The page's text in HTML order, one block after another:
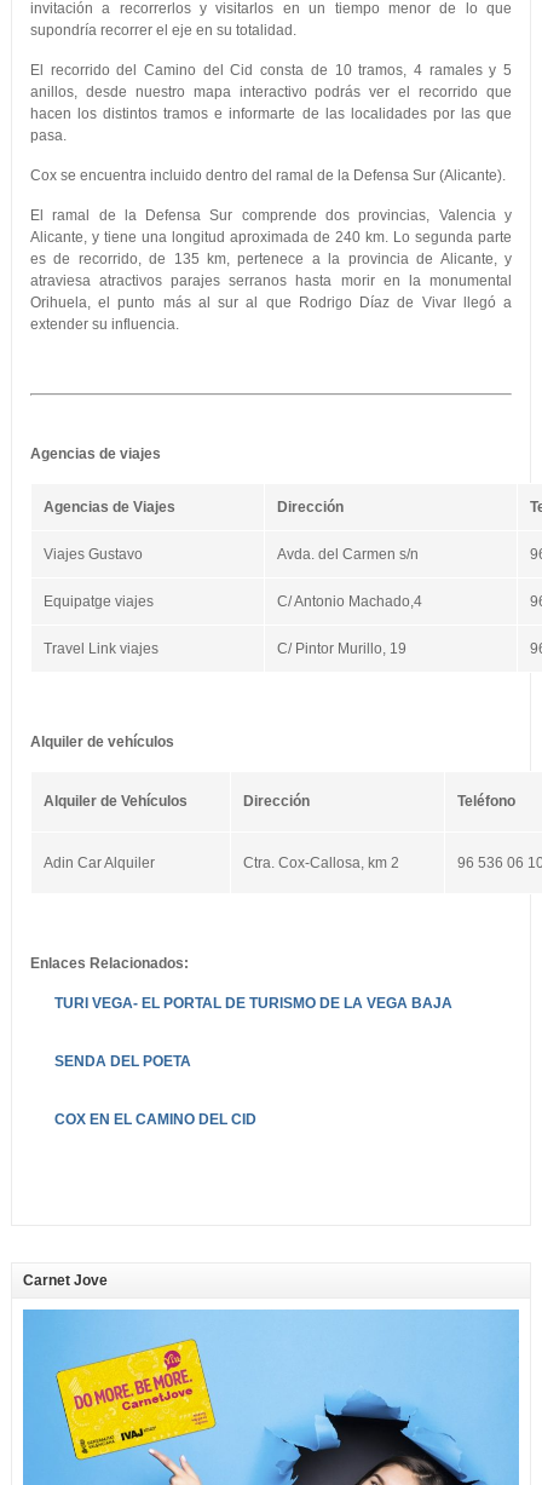
invitación a recorrerlos y visitarlos en un tiempo menor de lo que
supondría recorrer el eje en su totalidad.
El recorrido del Camino del Cid consta de 10 tramos, 4 ramales y 5
anillos, desde nuestro mapa interactivo podrás ver el recorrido que
hacen los distintos tramos e informarte de las localidades por las que
pasa.
Cox se encuentra incluido dentro del ramal de la Defensa Sur (Alicante).
El ramal de la Defensa Sur comprende dos provincias, Valencia y
Alicante, y tiene una longitud aproximada de 240 km. Lo segunda parte
es de recorrido, de 135 km, pertenece a la provincia de Alicante, y
atraviesa atractivos parajes serranos hasta morir en la monumental
Orihuela, el punto más al sur al que Rodrigo Díaz de Vivar llegó a
extender su influencia.
Agencias de viajes
Agencias de Viajes Dirección
Viajes Gustavo Avda. del Carmen s/n
Equipatge viajes C/ Antonio Machado,4
Travel Link viajes C/ Pintor Murillo, 19
Alquiler de vehículos
Alquiler de Vehículos Dirección Teléfono
Adin Car Alquiler Ctra. Cox-Callosa, km 2 96 536 06
Enlaces Relacionados:
TURI VEGA- EL PORTAL DE TURISMO DE LA VEGA BAJA
SENDA DEL POETA
COX EN EL CAMINO DEL CID
Carnet Jove